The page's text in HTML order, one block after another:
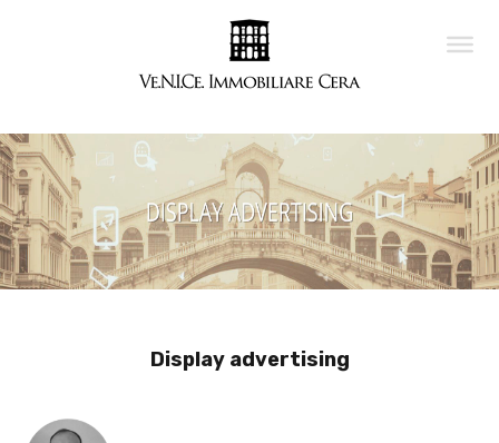
Display advertising